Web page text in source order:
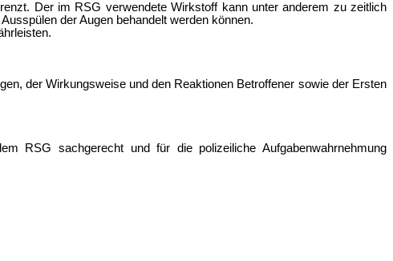
Der im RSG verwendete Wirkstoff kann unter anderem zu zeitlich
der Augen behandelt werden können.
der Wirkungsweise und den Reaktionen Betroffener sowie der Ersten
RSG sachgerecht und für die polizeiliche Aufgabenwahrnehmung